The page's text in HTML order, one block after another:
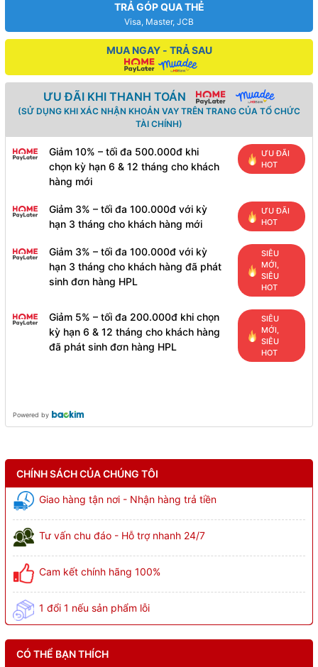
TRẢ GÓP QUA THẺ
Visa, Master, JCB
MUA NGAY - TRẢ SAU
ƯU ĐÃI KHI THANH TOÁN
(SỬ DỤNG KHI XÁC NHẬN KHOẢN VAY TRÊN TRANG CỦA TỔ CHỨC
TÀI CHÍNH)
Giảm 10% – tối đa 500.000đ khi
chọn kỳ hạn 6 & 12 tháng cho khách
hàng mới
ƯU ĐÃI
HOT
Giảm 3% – tối đa 100.000đ với kỳ
hạn 3 tháng cho khách hàng mới
ƯU ĐÃI
HOT
Giảm 3% – tối đa 100.000đ với kỳ
hạn 3 tháng cho khách hàng đã phát
sinh đơn hàng HPL
SIÊU
MỚI,
SIÊU
HOT
Giảm 5% – tối đa 200.000đ khi chọn
kỳ hạn 6 & 12 tháng cho khách hàng
đã phát sinh đơn hàng HPL
SIÊU
MỚI,
SIÊU
HOT
Powered by
CHÍNH SÁCH CỦA CHÚNG TÔI
Giao hàng tận nơi - Nhận hàng trả tiền
Tư vấn chu đáo - Hỗ trợ nhanh 24/7
Cam kết chính hãng 100%
1 đổi 1 nếu sản phẩm lỗi
CÓ THỂ BẠN THÍCH